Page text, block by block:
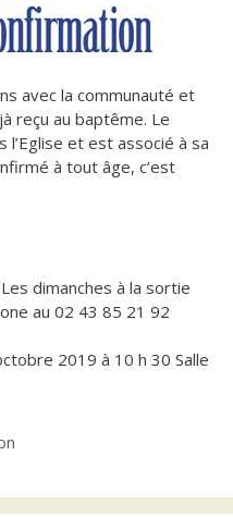
avec la communauté et
reçu au baptême. Le
et est associé à sa
à tout âge, c’est
dimanches à la sortie
au 02 43 85 21 92
2019 à 10 h 30 Salle